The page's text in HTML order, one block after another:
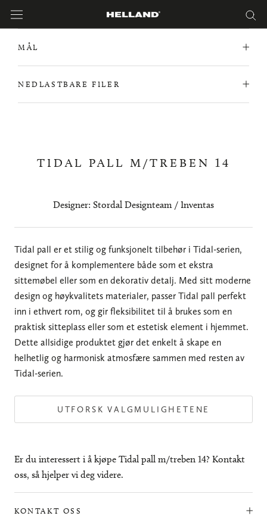
MÅL
NEDLASTBARE FILER
TIDAL PALL M/TREBEN 14
Designer: Stordal Designteam / Inventas
Tidal pall er et stilig og funksjonelt tilbehør i Tidal-serien,
designet for å komplementere både som et ekstra
sittemøbel eller som en dekorativ detalj. Med sitt moderne
design og høykvalitets materialer, passer Tidal pall perfekt
inn i ethvert rom, og gir fleksibilitet til å brukes som en
praktisk sitteplass eller som et estetisk element i hjemmet.
Dette allsidige produktet gjør det enkelt å skape en
helhetlig og harmonisk atmosfære sammen med resten av
Tidal-serien.
UTFORSK VALGMULIGHETENE
Er du interessert i å kjøpe Tidal pall m/treben 14? Kontakt
oss, så hjelper vi deg videre.
KONTAKT OSS